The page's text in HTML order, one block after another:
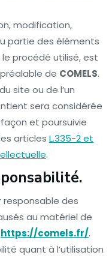
modification,
partie des éléments
procédé utilisé, est
de COMELS.
site ou de l’un
sera considérée
et poursuivie
articles L.335-2 et
.
des
au matériel de
https://comels.fr/.
quant à l’utilisation